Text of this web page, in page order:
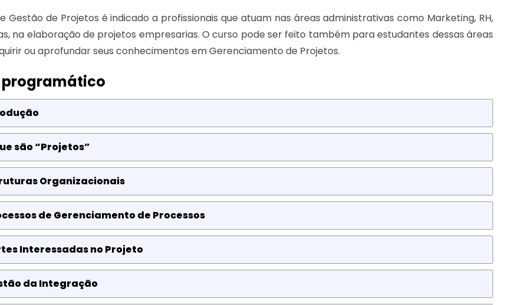
Gestão de Projetos é indicado a profissionais que atuam nas áreas administrativas como Marketing, RH,
na elaboração de projetos empresarias. O curso pode ser feito também para estudantes dessas áreas
ou aprofundar seus conhecimentos em Gerenciamento de Projetos.
são “Projetos”
Organizacionais
de Gerenciamento de Processos
Interessadas no Projeto
da Integração